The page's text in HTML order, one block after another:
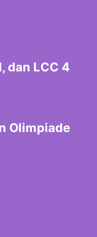
dan LCC 4
Olimpiade